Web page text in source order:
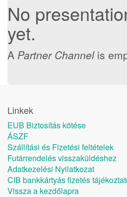
No
yet.
A Partner Channelis
Linkek
EUB Biztosítás kötése
ÁSZF
Szállítási és Fizetési feltételek
Futárrendelés visszaküldéshez
Adatkezelési Nyilatkozat
CIB bankkártyás fizetés
Vissza a kezdőlapra